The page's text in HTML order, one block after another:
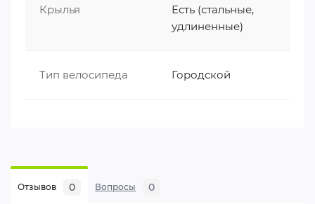
протектора типа "полуслик".
Обода: Стальные обода.
Крылья
Есть (стальные,
удлиненные)
Тип велосипеда Городской
Отзывов 0 Вопросы 0